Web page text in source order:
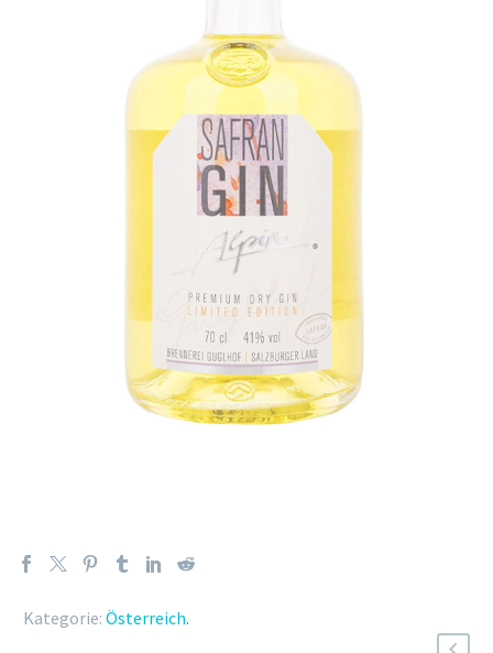
Kategorie: Österreich.